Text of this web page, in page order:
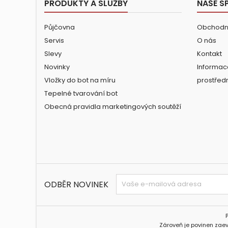
PRODUKTY A SLUŽBY
Půjčovna
Servis
Slevy
Novinky
Vložky do bot na míru
Tepelné tvarování bot
Obecná pravidla marketingových soutěží
NAŠE
O nás
Kontakt
ODBĚR NOVINEK
Zároveň je povinen